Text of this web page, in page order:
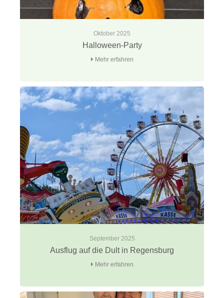
Oktober 2025
Halloween-Party
Mehr erfahren
September 2025
Ausflug auf die Dult in Regensburg
Mehr erfahren